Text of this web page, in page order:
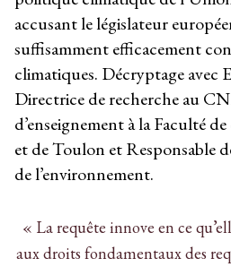
accusant le législateur
suffisamment efficacement
climatiques. Décryptage avec
Directrice de recherche au
d’enseignement à la Faculté
et de Toulon et Responsable
de l’environnement.
« La requête innove en ce
aux droits fondamentaux des